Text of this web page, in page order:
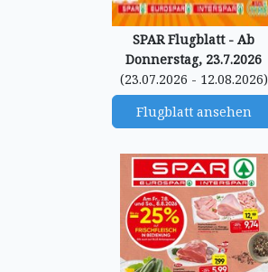
SPAR Flugblatt - Ab
Donnerstag, 23.7.2026
(23.07.2026 - 12.08.2026)
Flugblatt ansehen